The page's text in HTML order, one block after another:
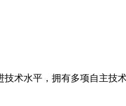
术水平，拥有多项自主